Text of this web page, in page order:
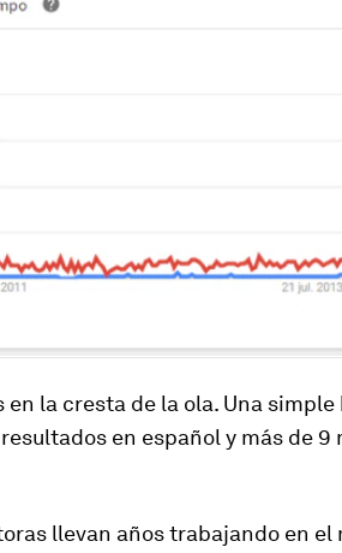
en la cresta de la ola. Una
en español y más de
llevan años trabajando en el